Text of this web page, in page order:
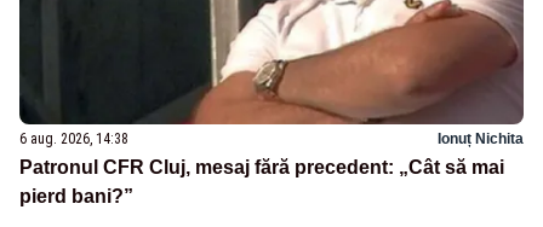
6 aug. 2026, 14:38 Ionuț Nichita
Patronul CFR Cluj, mesaj fără precedent: „Cât să mai
pierd bani?”